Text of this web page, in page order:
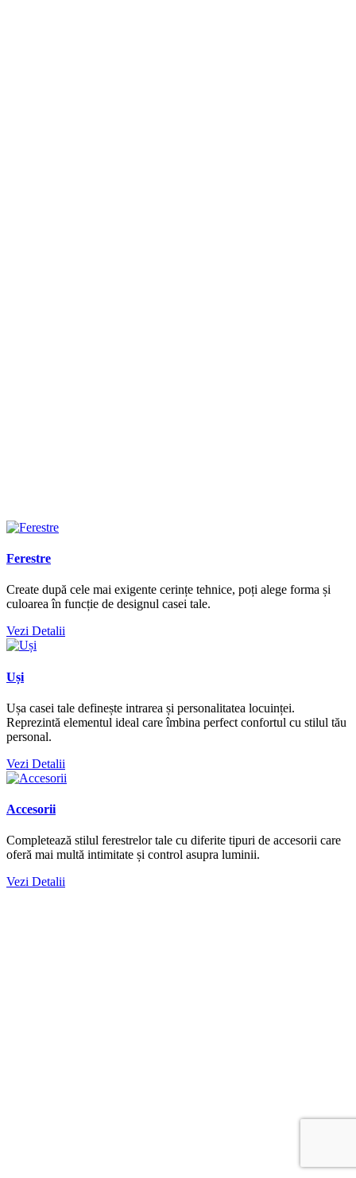
Ferestre
Create după cele mai exigente cerințe tehnice, poți alege forma și
culoarea în funcție de designul casei tale.
Vezi Detalii
Uși
Ușa casei tale definește intrarea și personalitatea locuinței.
Reprezintă elementul ideal care îmbina perfect confortul cu stilul tău
personal.
Vezi Detalii
Accesorii
Completează stilul ferestrelor tale cu diferite tipuri de accesorii care
oferă mai multă intimitate și control asupra luminii.
Vezi Detalii